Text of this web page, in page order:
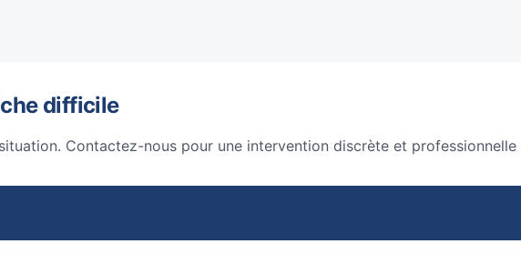
difficile
Contactez-nous pour une intervention discrète et